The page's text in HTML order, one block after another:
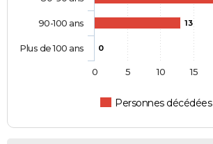
13
0
Personnes décédées
90-100 ans
Plus de 100 ans
0 5 10 15